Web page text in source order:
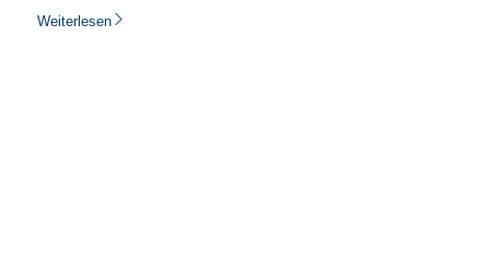
Weiterlesen